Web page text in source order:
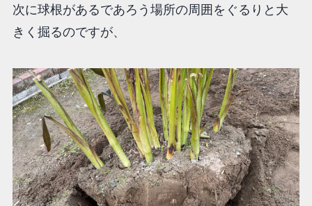
次に球根があるであろう場所の周囲をぐるりと大
きく掘るのですが、